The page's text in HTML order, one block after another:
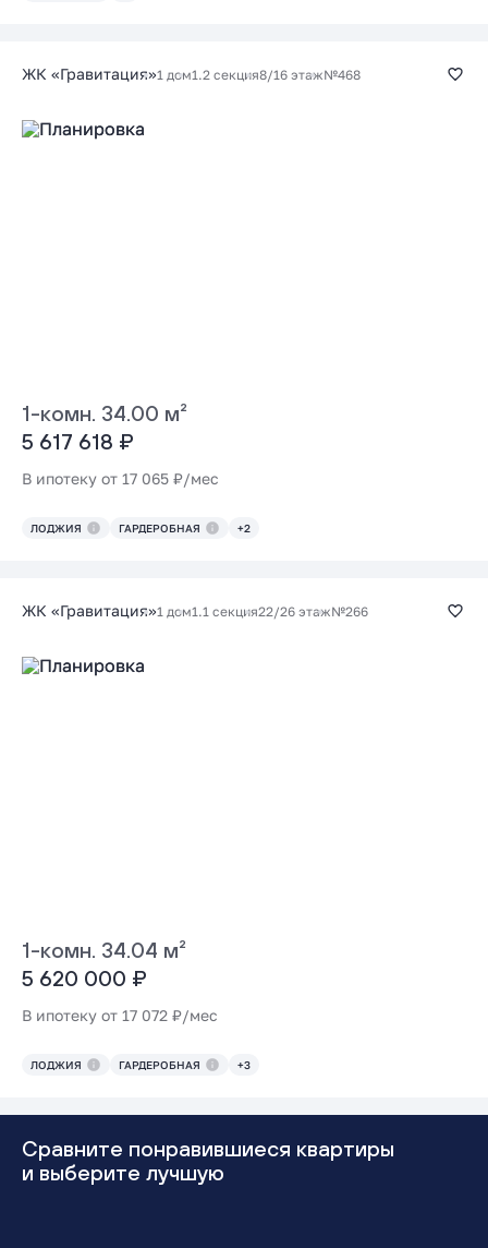
ЖК «Гравитация»1 дом1.2 секция8/16 этаж№468
1-комн. 34.00 м²
5 617 618 ₽
В ипотеку от 17 065 ₽/мес
ЛОДЖИЯ ГАРДЕРОБНАЯ +2
ЖК «Гравитация»1 дом1.1 секция22/26 этаж№266
1-комн. 34.04 м²
5 620 000 ₽
В ипотеку от 17 072 ₽/мес
ЛОДЖИЯ ГАРДЕРОБНАЯ +3
Сравните понравившиеся квартиры
и выберите лучшую